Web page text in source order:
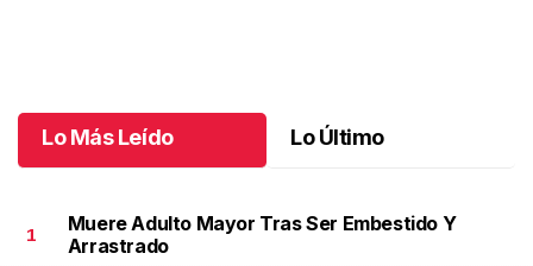
Lo Más Leído Lo Último
1
Muere Adulto Mayor Tras Ser Embestido Y
Arrastrado